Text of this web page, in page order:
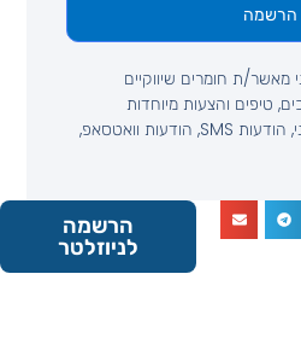
ת חומרים שיווקיים
והצעות מיוחדות
באמצעות דואר אלקטרוני, הודעות SMS, הודעות וואטסאפ,
הרשמה
לניוזלטר